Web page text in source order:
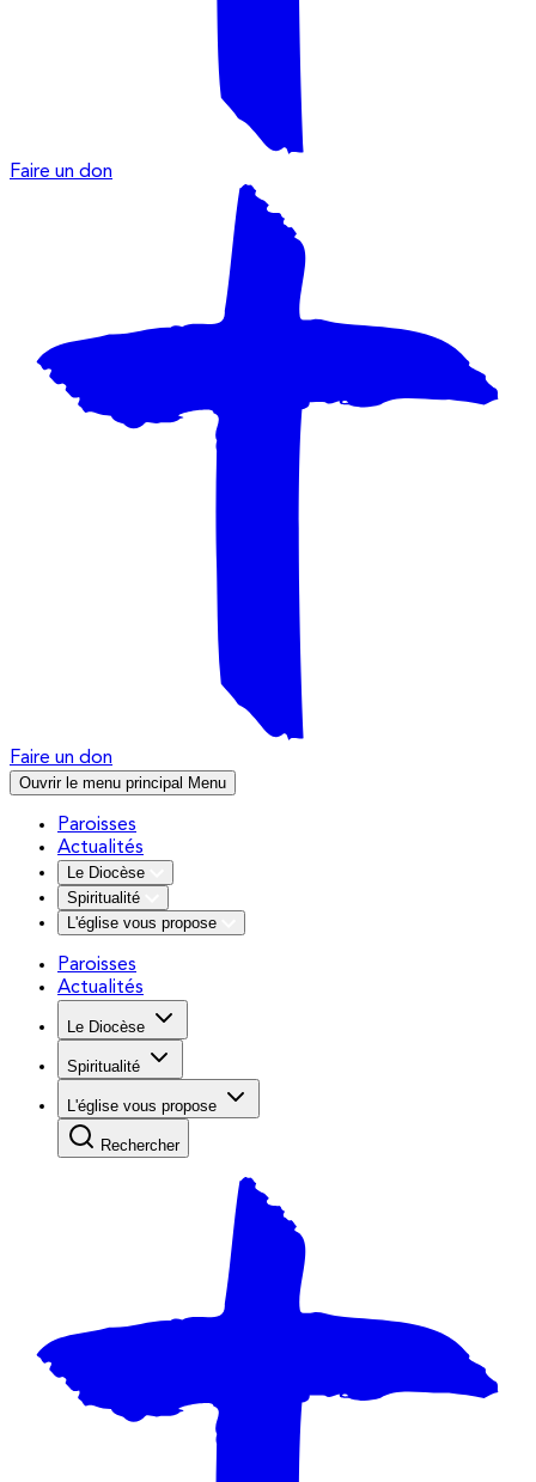
Faire un don
Faire un don
Ouvrir le menu principal Menu
Paroisses
Actualités
Le Diocèse
Spiritualité
L'église vous propose
Paroisses
Actualités
Le Diocèse
Spiritualité
L'église vous propose
Rechercher